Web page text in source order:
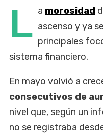
L a morosidad
ascenso y ya
principales
sistema financiero.
En mayo volvió a
consecutivos de
nivel que, según un
no se registraba